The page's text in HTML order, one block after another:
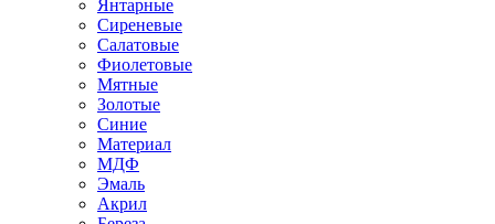
Янтарные
Сиреневые
Салатовые
Фиолетовые
Мятные
Золотые
Синие
Материал
МДФ
Эмаль
Акрил